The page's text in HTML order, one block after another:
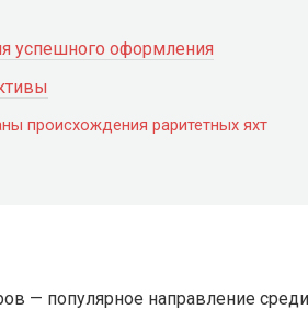
успешного оформления
происхождения раритетных яхт
— популярное направление